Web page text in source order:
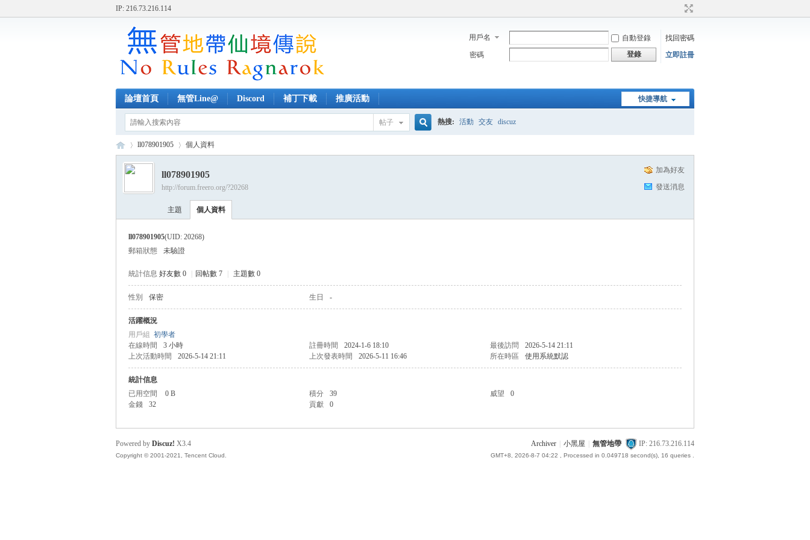
IP: 216.73.216.114
用戶名 自動登錄
找回密碼
密碼
登錄 立即註冊
快捷導航
論壇首頁 無管Line@ Discord 補丁下載 推廣活動
帖子 熱搜: 活動 交友 discuz
›
ll078901905 個人資料
加為好友
發送消息
ll078901905
http://forum.freero.org/?20268
主題 個人資料
ll078901905(UID: 20268)
郵箱狀態
未驗證
統計信息 好友數 0 回帖數 7 主題數 0
性別 保密 生日 -
活躍概況
用戶組 初學者
在線時間
3 小時 註冊時間 2024-1-6 18:10 最後訪問
2026-5-14 21:11
上次活動時間
2026-5-14 21:11 上次發表時間 2026-5-11 16:46 所在時區 使用系統默認
統計信息
已用空間
0 B 積分 39 威望
0
金錢
32 貢獻 0
Archiver 小黑屋 無管地帶 IP: 216.73.216.114
GMT+8, 2026-8-7 04:22 , Processed in 0.049718 second(s), 16 queries .
Powered by Discuz! X3.4
Copyright © 2001-2021, Tencent Cloud.